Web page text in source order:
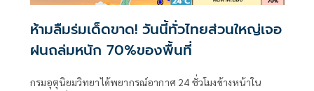
ห้ามลืมร่มเด็ดขาด! วันนี้ทั่วไทยส่วนใหญ่เจอ
ฝนถล่มหนัก 70%ของพื้นที่
กรมอุตุนิยมวิทยาได้พยากรณ์อากาศ 24 ชั่วโมงข้างหน้าใน